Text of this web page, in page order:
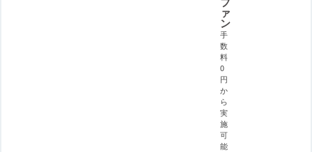
ァ
ン
手
数
料
0
円
か
ら
実
施
可
能